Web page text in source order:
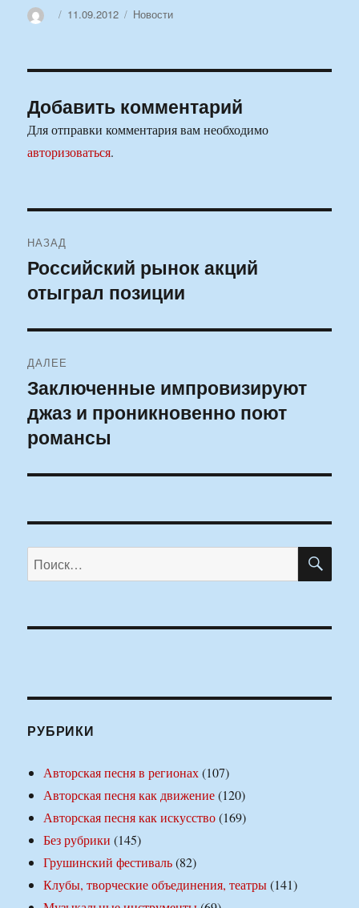
АвторОпубликовано
11.09.2012 Рубрики
Новости
Добавить комментарий
Для отправки комментария вам необходимо
авторизоваться.
по
записям
НАЗАД
Предыдущая
запись:
Российский рынок акций
отыграл позиции
ДАЛЕЕ
Следующая
запись:
Заключенные импровизируют
джаз и проникновенно поют
романсы
Искать:
РУБРИКИ
Авторская песня в регионах(107)
Авторская песня как движение(120)
Авторская песня как искусство(169)
Без рубрики (145)
Грушинский фестиваль(82)
Клубы, творческие объединения, театры(141)